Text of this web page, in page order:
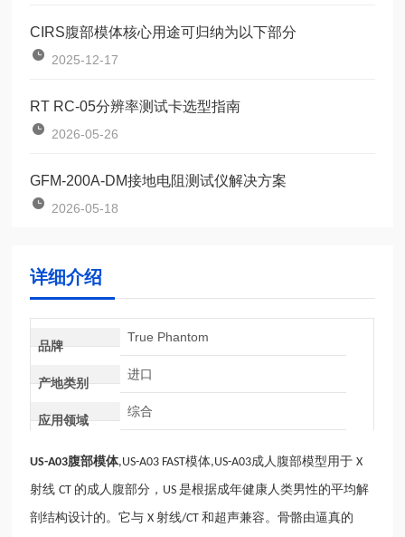
CIRS腹部模体核心用途可归纳为以下部分
2025-12-17
RT RC-05分辨率测试卡选型指南
2026-05-26
GFM-200A-DM接地电阻测试仪解决方案
2026-05-18
详细介绍
品牌
True Phantom
产地类别
进口
应用领域
综合
US-A03腹部模体,US-A03 FAST模体,US-A03成人腹部模型用于X
射线CT 的成人腹部分， US是根据成年健康人类男性的平均解
剖结构设计的。它与X射线/CT和超声兼容。骨骼由逼真的